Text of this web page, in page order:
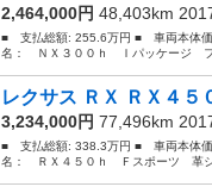
2,464,000円 48,403km
■ 支払総額: 255.6万円 ■ 車両本体
名： ＮＸ３００ｈ Ｉパッケージ
レクサス ＲＸ ＲＸ４
3,234,000円 77,496km
■ 支払総額: 338.3万円 ■ 車両本体
名： ＲＸ４５０ｈ Ｆスポーツ 革